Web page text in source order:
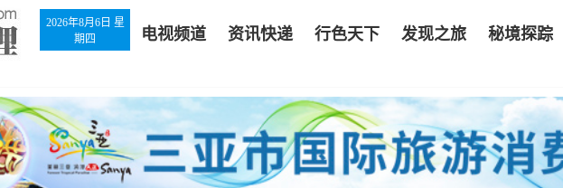
2026年8月6日 星
期四
电视频道 资讯快递 行色天下 发现之旅 秘境探踪